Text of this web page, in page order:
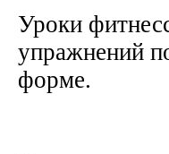
Уроки
упражнений
форме.